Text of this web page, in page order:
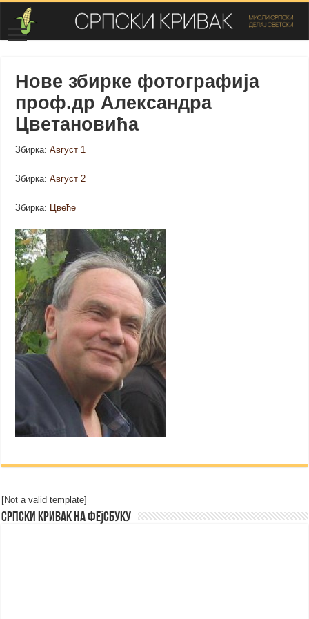
Нове збирке фотографија
проф.др Александра
Цветановића
Збирка:Август 1
Збирка:Август 2
Збирка: Цвеће
[Not a valid template]
Српски Кривак на Фејсбуку